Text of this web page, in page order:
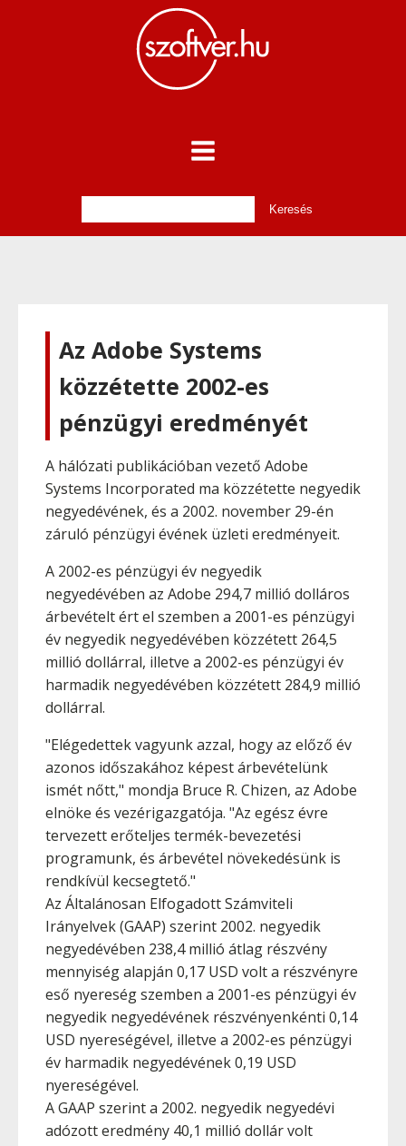
Az Adobe Systems
közzétette 2002-es
pénzügyi eredményét
A hálózati publikációban vezető Adobe
Systems Incorporated ma közzétette negyedik
negyedévének, és a 2002. november 29-én
záruló pénzügyi évének üzleti eredményeit.
A 2002-es pénzügyi év negyedik
negyedévében az Adobe 294,7 millió dolláros
árbevételt ért el szemben a 2001-es pénzügyi
év negyedik negyedévében közzétett 264,5
millió dollárral, illetve a 2002-es pénzügyi év
harmadik negyedévében közzétett 284,9 millió
dollárral.
"Elégedettek vagyunk azzal, hogy az előző év
azonos időszakához képest árbevételünk
ismét nőtt," mondja Bruce R. Chizen, az Adobe
elnöke és vezérigazgatója. "Az egész évre
tervezett erőteljes termék-bevezetési
programunk, és árbevétel növekedésünk is
rendkívül kecsegtető."
Az Általánosan Elfogadott Számviteli
Irányelvek (GAAP) szerint 2002. negyedik
negyedévében 238,4 millió átlag részvény
mennyiség alapján 0,17 USD volt a részvényre
eső nyereség szemben a 2001-es pénzügyi év
negyedik negyedévének részvényenkénti 0,14
USD nyereségével, illetve a 2002-es pénzügyi
év harmadik negyedévének 0,19 USD
nyereségével.
A GAAP szerint a 2002. negyedik negyedévi
adózott eredmény 40,1 millió dollár volt